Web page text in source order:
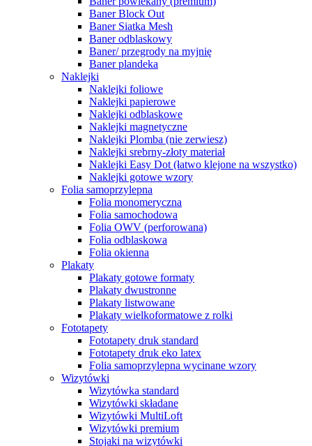
Baner Block Out
Baner Siatka Mesh
Baner odblaskowy
Baner/ przegrody na myjnię
Baner plandeka
Naklejki
Naklejki foliowe
Naklejki papierowe
Naklejki odblaskowe
Naklejki magnetyczne
Naklejki Plomba (nie zerwiesz)
Naklejki srebrny-złoty materiał
Naklejki Easy Dot (łatwo klejone na wszystko)
Naklejki gotowe wzory
Folia samoprzylepna
Folia monomeryczna
Folia samochodowa
Folia OWV (perforowana)
Folia odblaskowa
Folia okienna
Plakaty
Plakaty gotowe formaty
Plakaty dwustronne
Plakaty listwowane
Plakaty wielkoformatowe z rolki
Fototapety
Fototapety druk standard
Fototapety druk eko latex
Folia samoprzylepna wycinane wzory
Wizytówki
Wizytówka standard
Wizytówki składane
Wizytówki MultiLoft
Wizytówki premium
Stojaki na wizytówki